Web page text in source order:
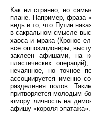
Как ни странно, но
плане. Например, фраза
ведь и то, что Путин
в сакральном смысле
хаоса и мрака (Кронос
все оппозиционеры,
заклеен афишами, на
пластических
нечаянное, но точное
ассоциируется именно
разделения полов.
притворяется молодым
юмору личность на
афишу «короля эпатажа».